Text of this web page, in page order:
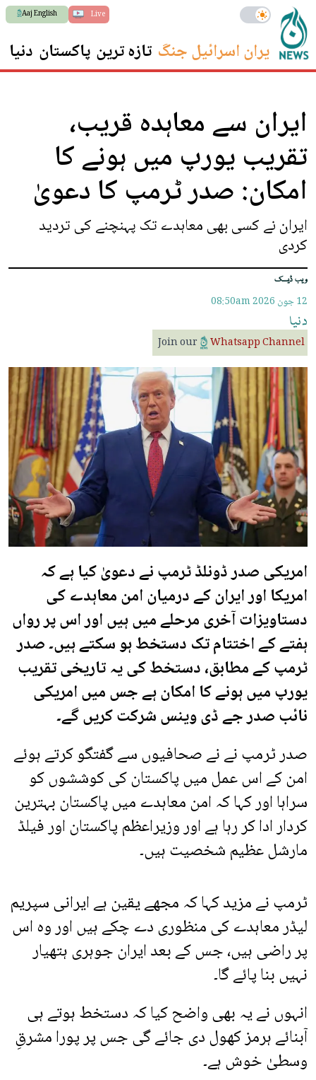
Live
Aaj English
ایران اسرائیل جنگ تازہ ترین پاکستان دنیا
ایران سے معاہدہ قریب،
تقریب یورپ میں ہونے کا
امکان: صدر ٹرمپ کا دعویٰ
ایران نے کسی بھی معاہدے تک پہنچنے کی تردید
کردی
ویب ڈیسک
12 جون 2026 08:50am
دنیا
Join our Whatsapp Channel
امریکی صدر ڈونلڈ ٹرمپ نے دعویٰ کیا ہے کہ
امریکا اور ایران کے درمیان امن معاہدے کی
دستاویزات آخری مرحلے میں ہیں اور اس پر رواں
ہفتے کے اختتام تک دستخط ہو سکتے ہیں۔ صدر
ٹرمپ کے مطابق، دستخط کی یہ تاریخی تقریب
یورپ میں ہونے کا امکان ہے جس میں امریکی
نائب صدر جے ڈی وینس شرکت کریں گے۔
صدر ٹرمپ نے نے صحافیوں سے گفتگو کرتے ہوئے
امن کے اس عمل میں پاکستان کی کوششوں کو
سراہا اور کہا کہ امن معاہدے میں پاکستان بہترین
کردار ادا کر رہا ہے اور وزیراعظم پاکستان اور فیلڈ
مارشل عظیم شخصیت ہیں۔
ٹرمپ نے مزید کہا کہ مجھے یقین ہے ایرانی سپریم
لیڈر معاہدے کی منظوری دے چکے ہیں اور وہ اس
پر راضی ہیں، جس کے بعد ایران جوہری ہتھیار
نہیں بنا پائے گا۔
انہوں نے یہ بھی واضح کیا کہ دستخط ہوتے ہی
آبنائے ہرمز کھول دی جائے گی جس پر پورا مشرقِ
وسطیٰ خوش ہے۔